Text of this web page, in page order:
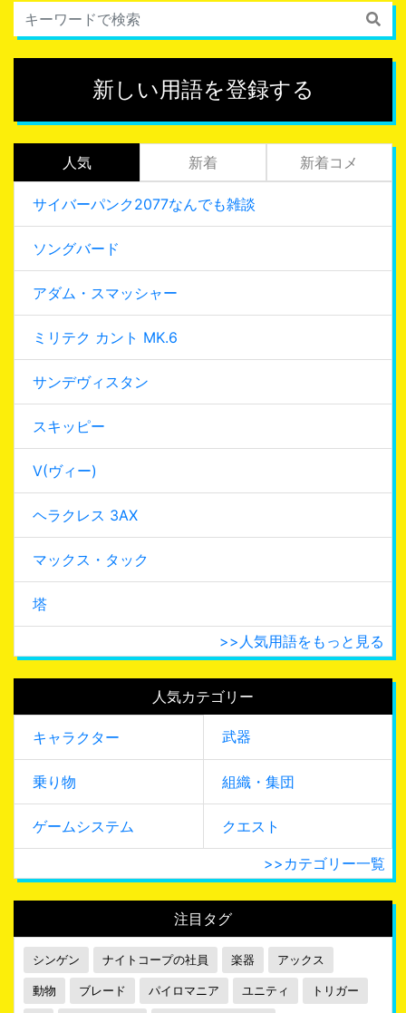
新しい用語を登録する
人気 新着 新着コメ
サイバーパンク2077なんでも雑談
ソングバード
アダム・スマッシャー
ミリテク カント MK.6
サンデヴィスタン
スキッピー
V(ヴィー)
ヘラクレス 3AX
マックス・タック
塔
>>人気用語をもっと見る
人気カテゴリー
キャラクター 武器
乗り物 組織・集団
ゲームシステム クエスト
>>カテゴリー一覧
注目タグ
シンゲン ナイトコープの社員 楽器 アックス
動物 ブレード パイロマニア ユニティ トリガー